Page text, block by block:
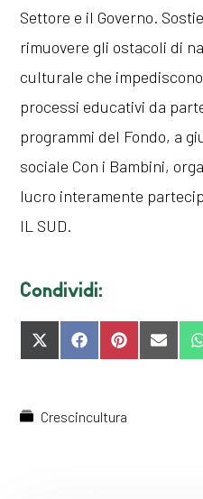
Settore e il Governo.
rimuovere gli ostacoli di
culturale che
processi educativi da
programmi del Fondo, a
sociale Con i Bambini,
lucro interamente
IL SUD.
Condividi:
SHARE
ON
SHARE
ON
SHARE
ON
SHARE
ON
Crescincultura